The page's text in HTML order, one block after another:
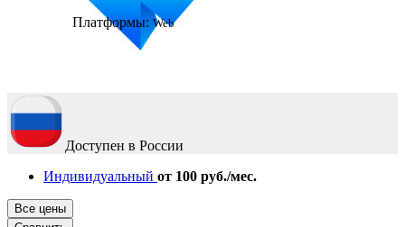
Платформы:Web
Доступен в России
Индивидуальный от 100 руб./мес.
Все цены